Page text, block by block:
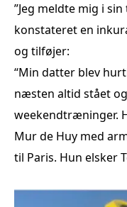
”Jeg meldte mig i
konstateret en
og tilføjer:
“Min datter blev
næsten altid stået
weekendtræninger.
Mur de Huy med
til Paris. Hun elsker